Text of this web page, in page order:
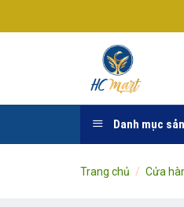
to
Danh mục
Trang chủ / Cửa